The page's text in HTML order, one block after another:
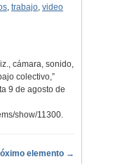
, trabajo, video
cámara, sonido,
colectivo,”
9 de agosto de
show/11300.
elemento →